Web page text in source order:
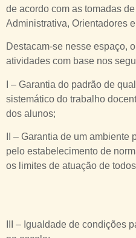
de acordo com as tomadas
Administrativa, Orientadores
Destacam-se nesse espaço,
atividades com base nos
I – Garantia do padrão de
sistemático do trabalho
dos alunos;
II – Garantia de um
pelo estabelecimento de
os limites de atuação de
III – Igualdade de condições